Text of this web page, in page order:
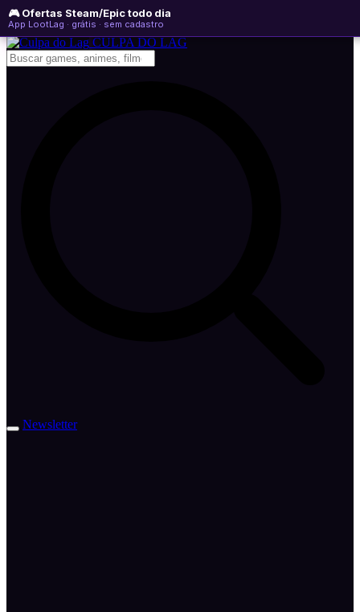
🎮 Ofertas Steam/Epic todo dia
App LootLag · grátis · sem cadastro
sábado, 08 de agosto de 2026 WhatsApp
Newsletter
CULPA DO LAG
Newsletter